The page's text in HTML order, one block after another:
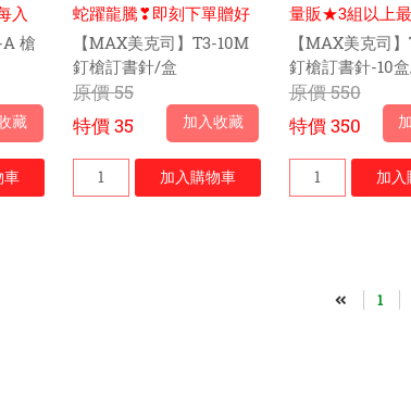
入
槍
藏
車
蛇躍龍騰❣即刻下單贈好
禮【MAX美克司】T3-10M
釘槍訂書針/盒
原價55
特價35 加入收藏
加入購物車
量販★3組以上
$34元
【MAX美克司
釘槍訂書針-10
原價550
特價350
加入
1